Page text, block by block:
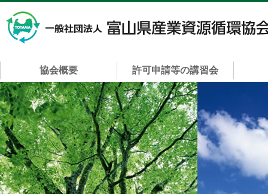
協会概要 許可申請等の講習会